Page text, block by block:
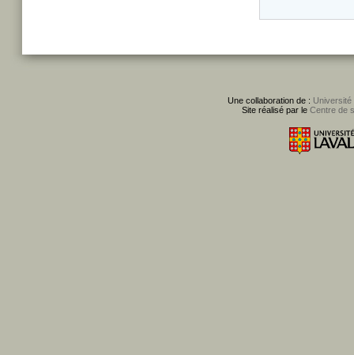
Une collaboration de : Université
Site réalisé par le Centre de